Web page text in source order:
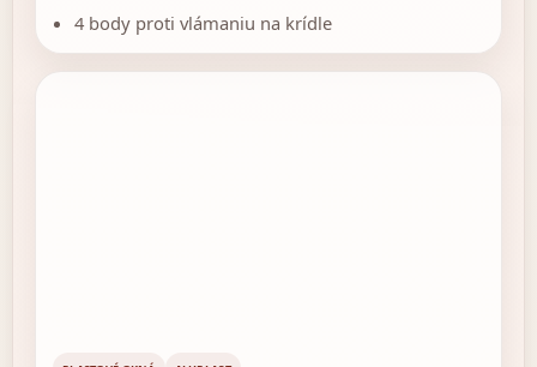
4 body proti vlámaniu na krídle